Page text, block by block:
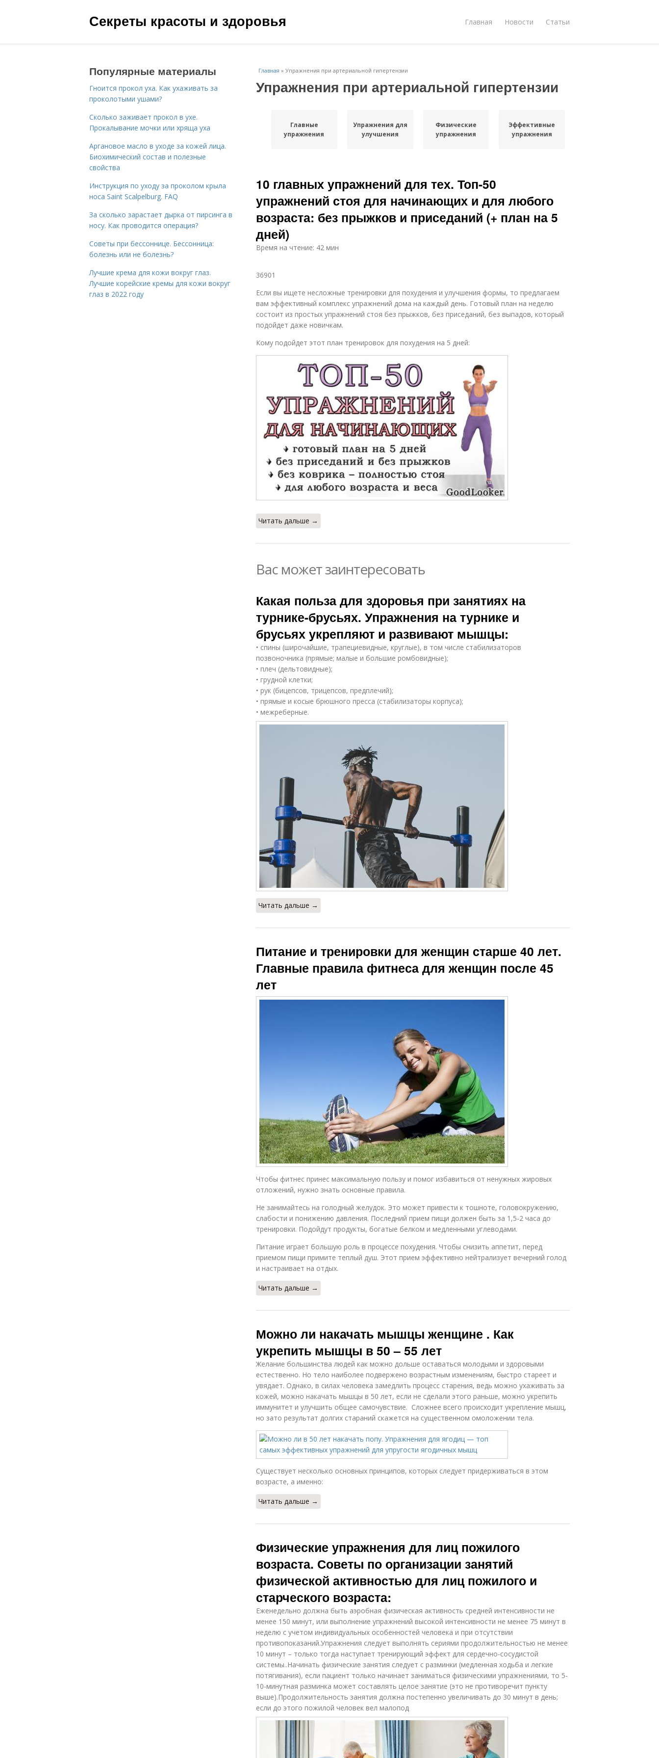
Секреты красоты и здоровья Главная Новости Статьи
Главная » Упражнения при артериальной гипертензии
Упражнения при артериальной гипертензии
Главные
упражнения
Упражнения для
улучшения
Физические
упражнения
Эффективные
упражнения
10 главных упражнений для тех. Топ-50
упражнений стоя для начинающих и для любого
возраста: без прыжков и приседаний (+ план на 5
дней)
Время на чтение: 42 мин
36901
Если вы ищете несложные тренировки для похудения и улучшения формы, то предлагаем
вам эффективный комплекс упражнений дома на каждый день. Готовый план на неделю
состоит из простых упражнений стоя без прыжков, без приседаний, без выпадов, который
подойдет даже новичкам.
Кому подойдет этот план тренировок для похудения на 5 дней:
Читать дальше →
Вас может заинтересовать
Какая польза для здоровья при занятиях на
турнике-брусьях. Упражнения на турнике и
брусьях укрепляют и развивают мышцы:
• спины (широчайшие, трапециевидные, круглые), в том числе стабилизаторов
позвоночника (прямые; малые и большие ромбовидные);
• плеч (дельтовидные);
• грудной клетки;
• рук (бицепсов, трицепсов, предплечий);
• прямые и косые брюшного пресса (стабилизаторы корпуса);
• межреберные.
Читать дальше →
Питание и тренировки для женщин старше 40 лет.
Главные правила фитнеса для женщин после 45
лет
Чтобы фитнес принес максимальную пользу и помог избавиться от ненужных жировых
отложений, нужно знать основные правила.
Не занимайтесь на голодный желудок. Это может привести к тошноте, головокружению,
слабости и понижению давления. Последний прием пищи должен быть за 1,5-2 часа до
тренировки. Подойдут продукты, богатые белком и медленными углеводами.
Питание играет большую роль в процессе похудения. Чтобы снизить аппетит, перед
приемом пищи примите теплый душ. Этот прием эффективно нейтрализует вечерний голод
и настраивает на отдых.
Читать дальше →
Можно ли накачать мышцы женщине . Как
укрепить мышцы в 50 – 55 лет
Желание большинства людей как можно дольше оставаться молодыми и здоровыми
естественно. Но тело наиболее подвержено возрастным изменениям, быстро стареет и
увядает. Однако, в силах человека замедлить процесс старения, ведь можно ухаживать за
кожей, можно накачать мышцы в 50 лет, если не сделали этого раньше, можно укрепить
иммунитет и улучшить общее самочувствие. Сложнее всего происходит укрепление мышц,
но зато результат долгих стараний скажется на существенном омоложении тела.
Существует несколько основных принципов, которых следует придерживаться в этом
возрасте, а именно:
Читать дальше →
Физические упражнения для лиц пожилого
возраста. Советы по организации занятий
физической активностью для лиц пожилого и
старческого возраста:
Еженедельно должна быть аэробная физическая активность средней интенсивности не
менее 150 минут, или выполнение упражнений высокой интенсивности не менее 75 минут в
неделю с учетом индивидуальных особенностей человека и при отсутствии
противопоказаний.Упражнения следует выполнять сериями продолжительностью не менее
10 минут – только тогда наступает тренирующий эффект для сердечно-сосудистой
системы..Начинать физические занятия следует с разминки (медленная ходьба и легкие
потягивания), если пациент только начинает заниматься физическими упражнениями, то 5-
10-минутная разминка может составлять целое занятие (это не противоречит пункту
выше).Продолжительность занятия должна постепенно увеличивать до 30 минут в день;
если до этого пожилой человек вел малопод
Популярные материалы
Гноится прокол уха. Как ухаживать за
проколотыми ушами?
Сколько заживает прокол в ухе.
Прокалывание мочки или хряща уха
Аргановое масло в уходе за кожей лица.
Биохимический состав и полезные
свойства
Инструкция по уходу за проколом крыла
носа Saint Scalpelburg. FAQ
За сколько зарастает дырка от пирсинга в
носу. Как проводится операция?
Советы при бессоннице. Бессонница:
болезнь или не болезнь?
Лучшие крема для кожи вокруг глаз.
Лучшие корейские кремы для кожи вокруг
глаз в 2022 году